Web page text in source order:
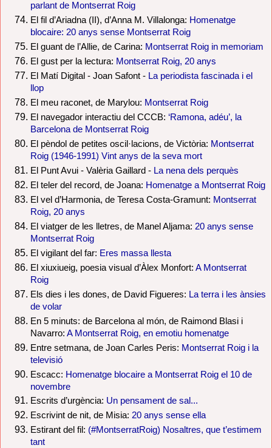
parlant de Montserrat Roig
El fil d’Ariadna (II), d’Anna M. Villalonga: Homenatge
blocaire: 20 anys sense Montserrat Roig
El guant de l’Allie, de Carina: Montserrat Roig in memoriam
El gust per la lectura: Montserrat Roig, 20 anys
El Matí Digital - Joan Safont - La periodista fascinada i el
llop
El meu raconet, de Marylou: Montserrat Roig
El navegador interactiu del CCCB: ‘Ramona, adéu’, la
Barcelona de Montserrat Roig
El pèndol de petites oscil·lacions, de Victòria: Montserrat
Roig (1946-1991) Vint anys de la seva mort
El Punt Avui - Valèria Gaillard - La nena dels perquès
El teler del record, de Joana: Homenatge a Montserrat Roig
El vel d’Harmonia, de Teresa Costa-Gramunt: Montserrat
Roig, 20 anys
El viatger de les lletres, de Manel Aljama: 20 anys sense
Montserrat Roig
El vigilant del far: Eres massa llesta
El xiuxiueig, poesia visual d’Àlex Monfort: A Montserrat
Roig
Els dies i les dones, de David Figueres: La terra i les ànsies
de volar
En 5 minuts: de Barcelona al món, de Raimond Blasi i
Navarro: A Montserrat Roig, en emotiu homenatge
Entre setmana, de Joan Carles Peris: Montserrat Roig i la
televisió
Escacc: Homenatge blocaire a Montserrat Roig el 10 de
novembre
Escrits d’urgència: Un pensament de sal...
Escrivint de nit, de Misia: 20 anys sense ella
Estirant del fil: (#MontserratRoig) Nosaltres, que t’estimem
tant